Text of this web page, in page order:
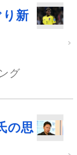
り新
グ
の思